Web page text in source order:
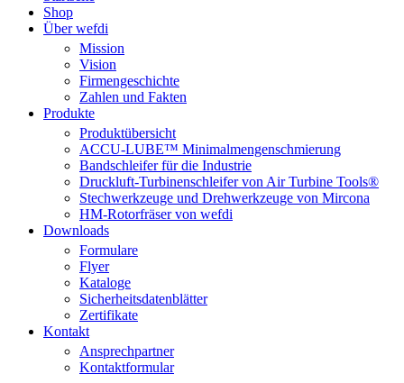
Shop
Über wefdi
Mission
Vision
Firmengeschichte
Zahlen und Fakten
Produkte
Produktübersicht
ACCU-LUBE™ Minimalmengenschmierung
Bandschleifer für die Industrie
Druckluft-Turbinenschleifer von Air Turbine Tools®
Stechwerkzeuge und Drehwerkzeuge von Mircona
HM-Rotorfräser von wefdi
Downloads
Formulare
Flyer
Kataloge
Sicherheitsdatenblätter
Zertifikate
Kontakt
Ansprechpartner
Kontaktformular